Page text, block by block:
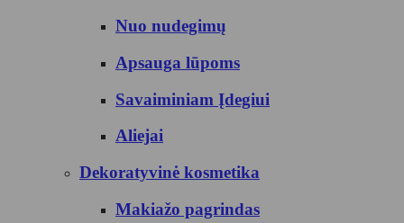
Nuo nudegimų
Apsauga lūpoms
Savaiminiam Įdegiui
Aliejai
Dekoratyvinė kosmetika
Makiažo pagrindas